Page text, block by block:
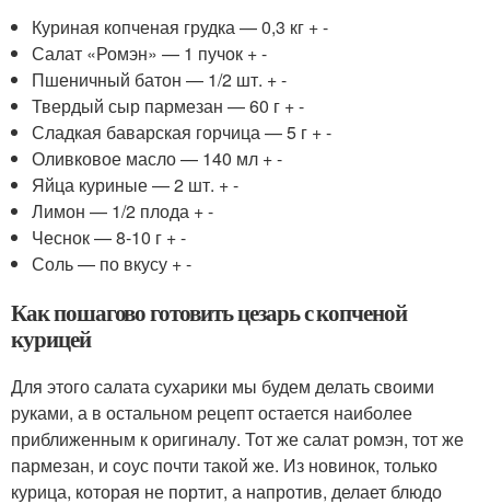
Куриная копченая грудка — 0,3 кг + -
Салат «Ромэн» — 1 пучок + -
Пшеничный батон — 1/2 шт. + -
Твердый сыр пармезан — 60 г + -
Сладкая баварская горчица — 5 г + -
Оливковое масло — 140 мл + -
Яйца куриные — 2 шт. + -
Лимон — 1/2 плода + -
Чеснок — 8-10 г + -
Соль — по вкусу + -
Как пошагово готовить цезарь с копченой
курицей
Для этого салата сухарики мы будем делать своими
руками, а в остальном рецепт остается наиболее
приближенным к оригиналу. Тот же салат ромэн, тот же
пармезан, и соус почти такой же. Из новинок, только
курица, которая не портит, а напротив, делает блюдо